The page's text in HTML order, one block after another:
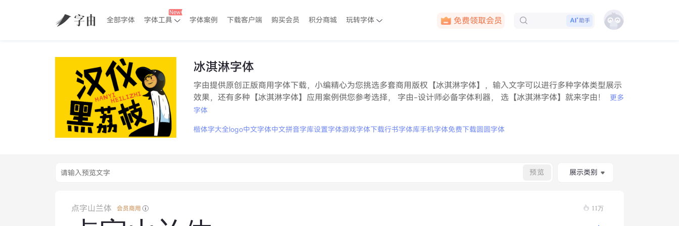
全部字体 字体工具 字体案例 下载客户端 购买会员 积分商城 玩转字体
免费领取会员
助手
冰淇淋字体
字由提供原创正版商用字体下载，小编精心为您挑选多套商用版权【冰淇淋字体】，输入文字可以进行多种字体类型展示
效果，还有多种【冰淇淋字体】应用案例供您参考选择， 字由-设计师必备字体利器， 选【冰淇淋字体】就来字由！
更多
字体
楷体字大全logo中文字体中文拼音字库设置字体游戏字体下载行书字体库手机字体免费下载圆圆字体
预览 展示类别
点字山兰体 会员商用 11万